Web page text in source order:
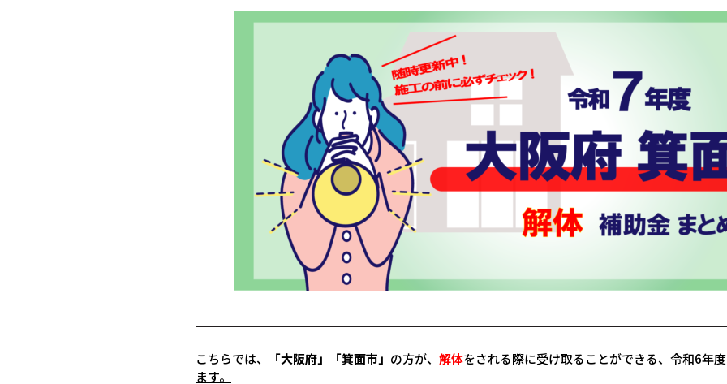
こちらでは、 「大阪府」「箕面市」 の方が、 解体をされる際に受け取ることができる、令和6年
ます。